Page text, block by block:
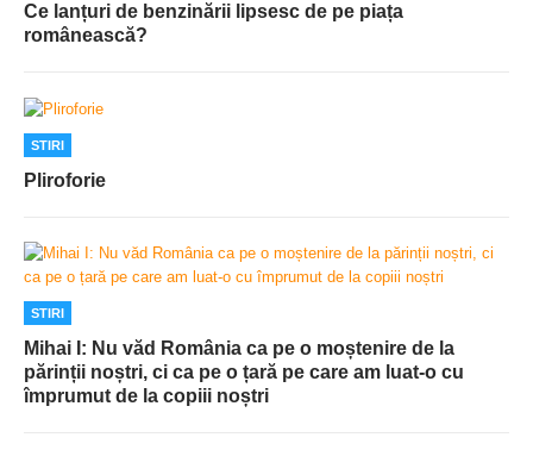
Ce lanțuri de benzinării lipsesc de pe piața
românească?
STIRI
Pliroforie
STIRI
Mihai I: Nu văd România ca pe o moștenire de la
părinții noștri, ci ca pe o țară pe care am luat-o cu
împrumut de la copiii noștri